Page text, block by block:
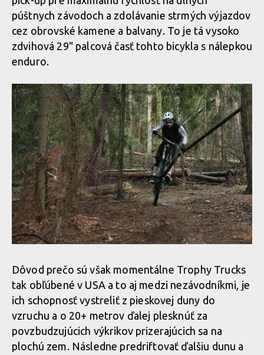
púštnych závodoch a zdolávanie strmých výjazdov
cez obrovské kamene a balvany. To je tá vysoko
zdvihová 29" palcová časť tohto bicykla s nálepkou
enduro.
Dôvod prečo sú však momentálne Trophy Trucks
tak obľúbené v USA a to aj medzi nezávodníkmi, je
ich schopnosť vystreliť z pieskovej duny do
vzruchu a o 20+ metrov ďalej plesknúť za
povzbudzujúcich výkrikov prizerajúcich sa na
plochú zem. Následne predriftovať ďalšiu dunu a